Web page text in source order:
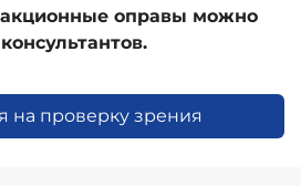
оправы можно
на проверку зрения